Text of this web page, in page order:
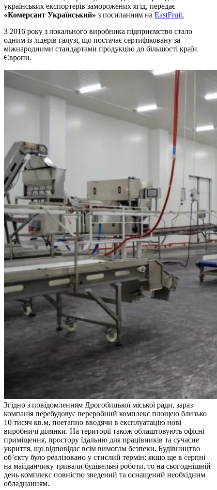
українських експортерів заморожених ягід, передає
«Комерсант Український» з посиланням на EastFruit.
З 2016 року з локального виробника підприємство стало
одним із лідерів галузі, що постачає сертифіковану за
міжнародними стандартами продукцію до більшості країн
Європи.
Згідно з повідомленням Дрогобицької міської ради, зараз
компанія перебудовує переробний комплекс площею близько
10 тисяч кв.м, поетапно вводячи в експлуатацію нові
виробничі ділянки. На території також облаштовують офісні
приміщення, простору їдальню для працівників та сучасне
укриття, що відповідає всім вимогам безпеки. Будівництво
об’єкту було реалізовано у стислий термін: якщо ще в серпні
на майданчику тривали будівельні роботи, то на сьогоднішній
день комплекс повністю зведений та оснащений необхідним
обладнанням.